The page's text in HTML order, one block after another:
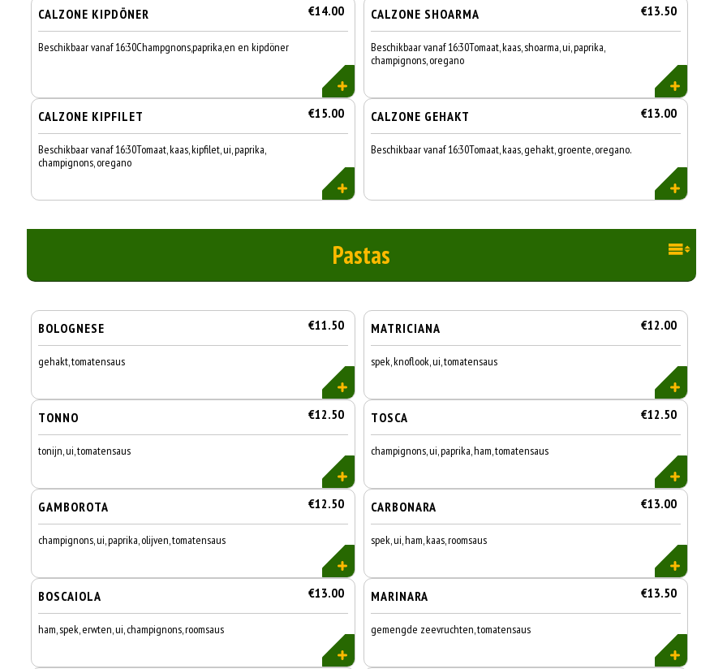
CALZONE KIPDÖNER €14.00
Beschikbaar vanaf 16:30Champgnons,paprika,en en kipdöner
CALZONE SHOARMA €13.50
Beschikbaar vanaf 16:30Tomaat, kaas, shoarma, ui, paprika,
champignons, oregano
CALZONE KIPFILET €15.00
Beschikbaar vanaf 16:30Tomaat, kaas, kipfilet, ui, paprika,
champignons, oregano
CALZONE GEHAKT €13.00
Beschikbaar vanaf 16:30Tomaat, kaas, gehakt, groente, oregano.
Pastas
BOLOGNESE €11.50
gehakt, tomatensaus
MATRICIANA €12.00
spek, knoflook, ui, tomatensaus
TONNO €12.50
tonijn, ui, tomatensaus
TOSCA €12.50
champignons, ui, paprika, ham, tomatensaus
GAMBOROTA €12.50
champignons, ui, paprika, olijven, tomatensaus
CARBONARA €13.00
spek, ui, ham, kaas, roomsaus
BOSCAIOLA €13.00
ham, spek, erwten, ui, champignons, roomsaus
MARINARA €13.50
gemengde zeevruchten, tomatensaus